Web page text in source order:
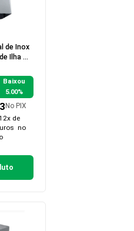
de Inox
Ilha 
Baixou
5.00%
No PIX
de
no